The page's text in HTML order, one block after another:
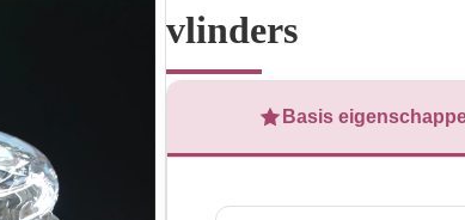
vlinders
Basis